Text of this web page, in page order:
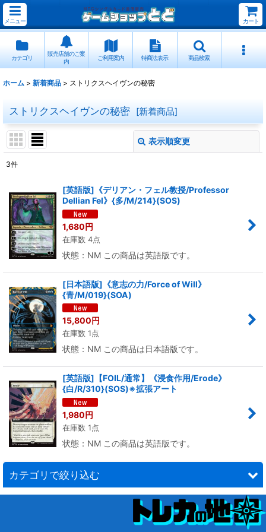
メニュー カート
カテゴリ
販売店舗のご案
内
ご利用案内 特商法表示 商品検索
ホーム > 新着商品 > ストリクスヘイヴンの秘密
ストリクスヘイヴンの秘密 [新着商品]
表示順変更
表示数:
並び順:
絞り込む
3件
[英語版]《デリアン・フェル教授/Professor
Dellian Fel》{多/M/214}(SOS)
1,680円
在庫数 4点
状態：NM この商品は英語版です。
[日本語版]《意志の力/Force of Will》
{青/M/019}(SOA)
15,800円
在庫数 1点
状態：NM この商品は日本語版です。
[英語版]【FOIL/通常】《浸食作用/Erode》
{白/R/310}(SOS)※拡張アート
1,980円
在庫数 1点
状態：NM この商品は英語版です。
カテゴリで絞り込む
ストリクスヘイヴンの秘密 (全商品)